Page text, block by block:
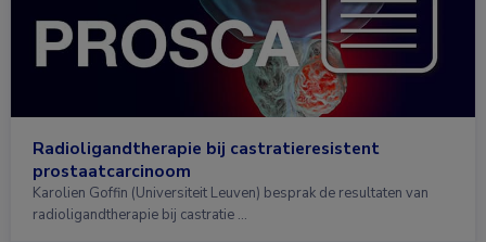
Radioligandtherapie bij castratieresistent
prostaatcarcinoom
Karolien Goffin (Universiteit Leuven) besprak de resultaten van
radioligandtherapie bij castratie …